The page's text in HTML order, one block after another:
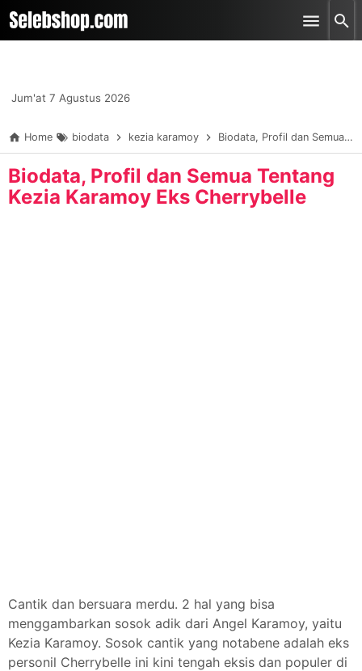
-->
Skip to main content
Jum'at 7 Agustus 2026
Home biodata kezia karamoy Biodata, Profil dan Semua Tentang Kezia Karamoy Eks Cherrybelle
Biodata, Profil dan Semua Tentang
Kezia Karamoy Eks Cherrybelle
Cantik dan bersuara merdu. 2 hal yang bisa
menggambarkan sosok adik dari Angel Karamoy, yaitu
Kezia Karamoy. Sosok cantik yang notabene adalah eks
personil Cherrybelle ini kini tengah eksis dan populer di